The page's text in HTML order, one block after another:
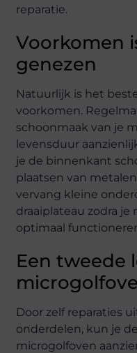
reparatie.
Voorkomen
genezen
Natuurlijk is het
voorkomen.
schoonmaak van je
levensduur
je de binnenkant
plaatsen van
vervang kleine
draaiplateau zodra
optimaal
Een tweede
Door zelf reparaties
onderdelen, kun je
microgolfoven